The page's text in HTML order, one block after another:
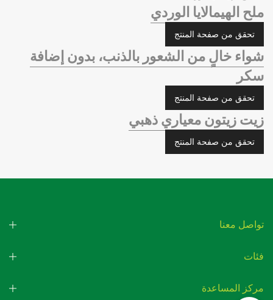
ملح الهيمالايا الوردي
تحقق من صفحة المنتج
شواء خالٍ من الشعور بالذنب، بدون إضافة
سكر
تحقق من صفحة المنتج
زيت زيتون معياري ذهبي
تحقق من صفحة المنتج
تواصل معنا
فئات
مركز المساعدة